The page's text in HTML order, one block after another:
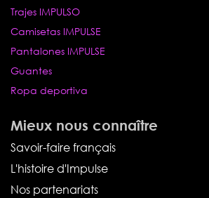
Trajes IMPULSO
Camisetas IMPULSE
Pantalones IMPULSE
Guantes
Ropa deportiva
Mieux nous connaître
Savoir-faire français
L'histoire d'Impulse
Nos partenariats